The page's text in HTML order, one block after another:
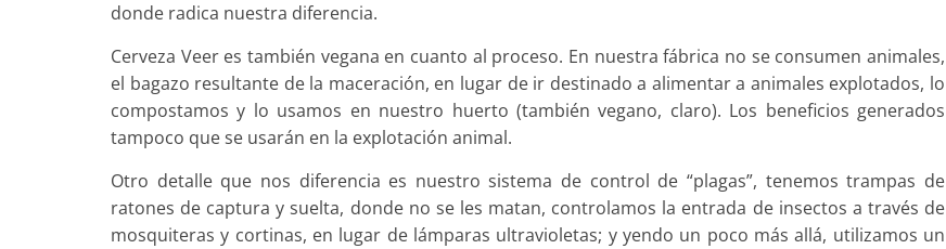
donde radica nuestra diferencia.
Cerveza Veer es también vegana en cuanto al proceso. En nuestra fábrica no se consumen animales,
el bagazo resultante de la maceración, en lugar de ir destinado a alimentar a animales explotados, lo
compostamos y lo usamos en nuestro huerto (también vegano, claro). Los beneficios generados
tampoco que se usarán en la explotación animal.
Otro detalle que nos diferencia es nuestro sistema de control de “plagas”, tenemos trampas de
ratones de captura y suelta, donde no se les matan, controlamos la entrada de insectos a través de
mosquiteras y cortinas, en lugar de lámparas ultravioletas; y yendo un poco más allá, utilizamos un